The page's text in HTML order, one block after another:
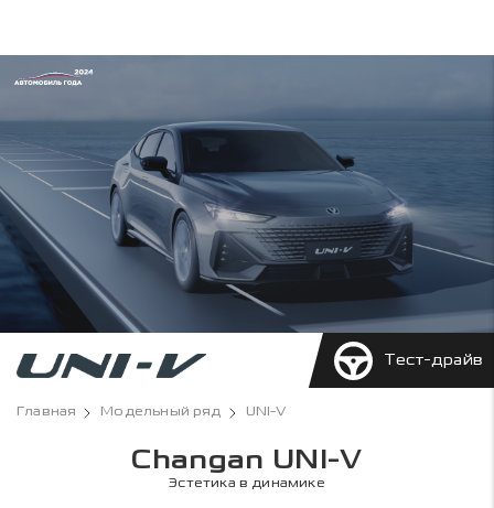
Тест-драйв
Главная Модельный ряд UNI-V
Changan UNI-V
Эстетика в динамике